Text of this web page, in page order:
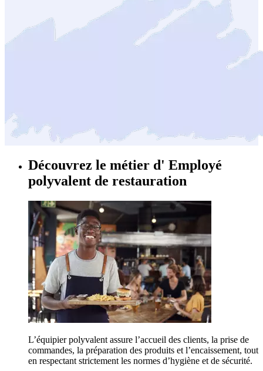
Découvrez le métier d' Employé
polyvalent de restauration
L’équipier polyvalent assure l’accueil des clients, la prise de
commandes, la préparation des produits et l’encaissement, tout
en respectant strictement les normes d’hygiène et de sécurité.